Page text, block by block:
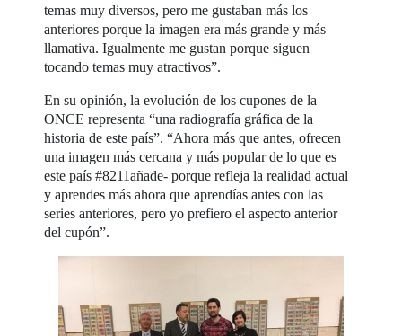
temas muy diversos, pero me gustaban más los
anteriores porque la imagen era más grande y más
llamativa. Igualmente me gustan porque siguen
tocando temas muy atractivos”.
En su opinión, la evolución de los cupones de la
ONCE representa “una radiografía gráfica de la
historia de este país”. “Ahora más que antes, ofrecen
una imagen más cercana y más popular de lo que es
este país #8211añade- porque refleja la realidad actual
y aprendes más ahora que aprendías antes con las
series anteriores, pero yo prefiero el aspecto anterior
del cupón”.